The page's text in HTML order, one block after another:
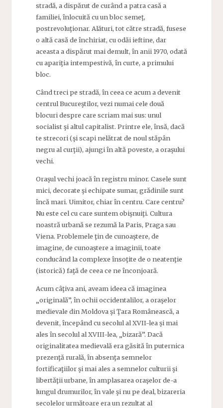
stradă, a dispărut de curând a patra casă a
familiei, înlocuită cu un bloc semeţ,
postrevoluţionar. Alături, tot către stradă, fusese
o altă casă de închiriat, cu odăi ieftine, dar
aceasta a dispărut mai demult, în anii 1970, odată
cu apariţia intempestivă, în curte, a primului
bloc.
Când treci pe stradă, în ceea ce acum a devenit
centrul Bucureştilor, vezi numai cele două
blocuri despre care scriam mai sus: unul
socialist şi altul capitalist. Printre ele, însă, dacă
te strecori (şi scapi nelătrat de noul stăpân
negru al curţii), ajungi în altă poveste, a oraşului
vechi.
Oraşul vechi joacă în registru minor. Casele sunt
mici, decorate şi echipate sumar, grădinile sunt
încă mari. Uimitor, chiar în centru. Care centru?
Nu este cel cu care suntem obişnuiţi. Cultura
noastră urbană se rezumă la Paris, Praga sau
Viena. Problemele ţin de cunoaştere, de
imagine, de cunoaştere a imaginii, toate
conducând la complexe însoţite de o neatenţie
(istorică) faţă de ceea ce ne înconjoară.
Acum câţiva ani, aveam ideea că imaginea
„originală”, în ochii occidentalilor, a oraşelor
medievale din Moldova şi Ţara Românească, a
devenit, începând cu secolul al XVII-lea şi mai
ales în secolul al XVIII-lea, „bizară”. Dacă
originalitatea medievală era găsită în puternica
prezenţă rurală, în absenţa semnelor
fortificaţiilor şi mai ales a semnelor culturii şi
libertăţii urbane, în amplasarea oraşelor de-a
lungul drumurilor, în vale şi nu pe deal, bizareria
secolelor următoare era un rezultat al